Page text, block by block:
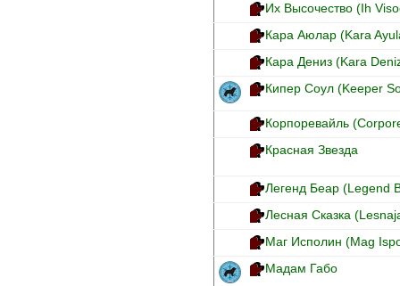
Их Высочество (Ih
Кара Аюлар (Kara
Кара Дениз (Kara
Кипер Соул (Keeper
Корпоревайль
Красная Звезда
Легенд Беар (Legend
Лесная Сказка
Маг Исполин (Mag
Мадам Габо